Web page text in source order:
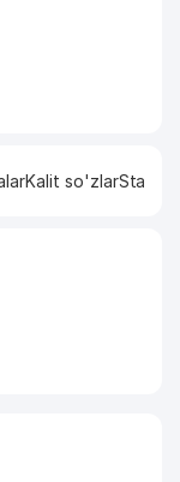
Kalit so'zlar